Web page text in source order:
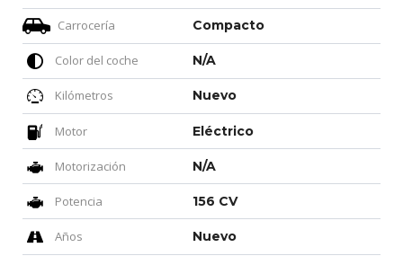
Carrocería Compacto
Color del coche N/A
Kilómetros Nuevo
Motor Eléctrico
Motorización N/A
Potencia 156 CV
Años Nuevo